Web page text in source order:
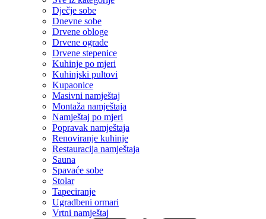
Dječje sobe
Dnevne sobe
Drvene obloge
Drvene ograde
Drvene stepenice
Kuhinje po mjeri
Kuhinjski pultovi
Kupaonice
Masivni namještaj
Montaža namještaja
Namještaj po mjeri
Popravak namještaja
Renoviranje kuhinje
Restauracija namještaja
Sauna
Spavaće sobe
Stolar
Tapeciranje
Ugradbeni ormari
Vrtni namještaj